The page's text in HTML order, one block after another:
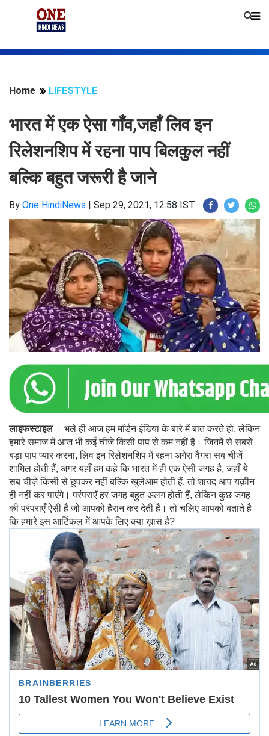
Home LIFESTYLE
भारत में एक ऐसा गाँव,जहाँ लिव इन
रिलेशनशिप में रहना पाप बिलकुल नहीं
बल्कि बहुत जरूरी है जाने
By One HindiNews | Sep 29, 2021, 12:58 IST
लाइफस्टाइल। भले ही आज हम मॉर्डन इंडिया के बारे में बात करते हो, लेकिन
हमारे समाज में आज भी कई चीजे किसी पाप से कम नहीं है। जिनमें से सबसे
बड़ा पाप प्यार करना, लिव इन रिलेशनशिप में रहना अगेरा वैगरा सब चीजें
शामिल होती हैं, अगर यहाँ हम कहे कि भारत में ही एक ऐसी जगह है, जहाँ ये
सब चीज़े किसी से छुपकर नहीं बल्कि खुलेआम होती हैं, तो शायद आप यक़ीन
ही नहीं कर पाएंगे। परंपराएँ हर जगह बहुत अलग होती हैं, लेकिन कुछ जगह
की परंपराएँ ऐसी है जो आपको हैरान कर देती हैं। तो चलिए आपको बताते है
कि हमारे इस आर्टिकल में आपके लिए क्या ख़ास है?